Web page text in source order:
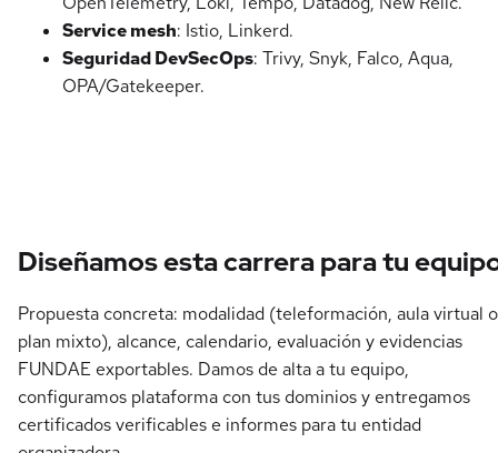
Service mesh: Istio, Linkerd.
Seguridad DevSecOps: Trivy, Snyk, Falco, Aqua,
OPA/Gatekeeper.
Diseñamos esta carrera para tu
Propuesta concreta: modalidad (teleformación, aula virtual o
plan mixto), alcance, calendario, evaluación y evidencias
FUNDAE exportables. Damos de alta a tu equipo,
configuramos plataforma con tus dominios y entregamos
certificados verificables e informes para tu entidad